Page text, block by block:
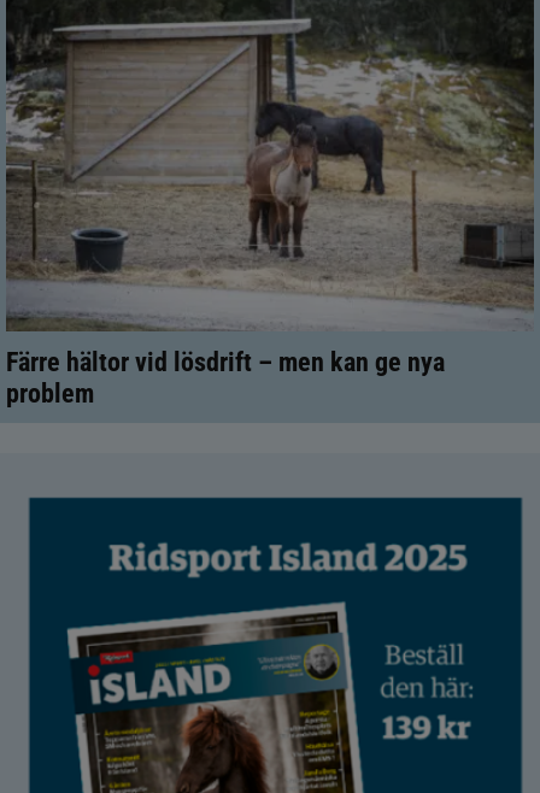
Färre hältor vid lösdrift – men kan ge nya
problem